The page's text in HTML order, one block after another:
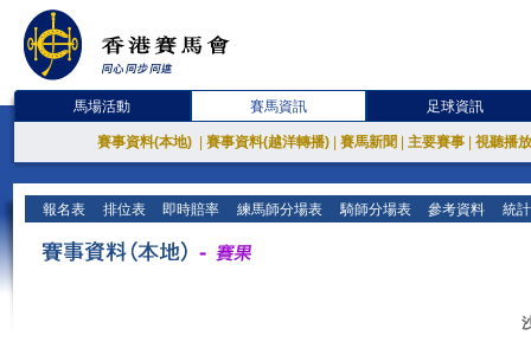
馬場活動 賽馬資訊 足球資訊
賽事資料(本地) 賽事資料(越洋轉播) 賽馬新聞 主要賽事 視聽播
報名表 排位表 即時賠率 練馬師分場表 騎師分場表 參考資料 統